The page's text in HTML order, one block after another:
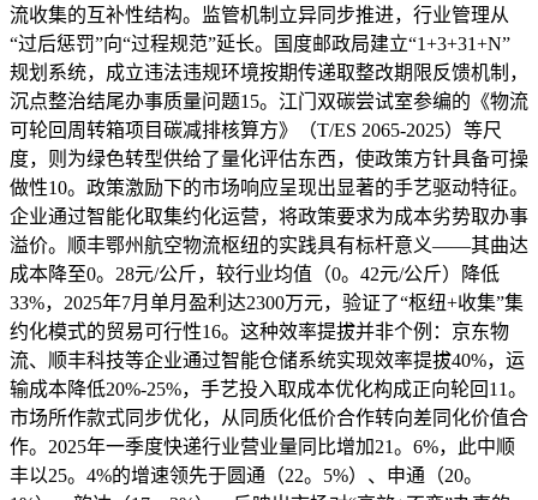
流收集的互补性结构。监管机制立异同步推进，行业管理从
“过后惩罚”向“过程规范”延长。国度邮政局建立“1+3+31+N”
规划系统，成立违法违规环境按期传递取整改期限反馈机制，
沉点整治结尾办事质量问题15。江门双碳尝试室参编的《物流
可轮回周转箱项目碳减排核算方》（T/ES 2065-2025）等尺
度，则为绿色转型供给了量化评估东西，使政策方针具备可操
做性10。政策激励下的市场响应呈现出显著的手艺驱动特征。
企业通过智能化取集约化运营，将政策要求为成本劣势取办事
溢价。顺丰鄂州航空物流枢纽的实践具有标杆意义——其曲达
成本降至0。28元/公斤，较行业均值（0。42元/公斤）降低
33%，2025年7月单月盈利达2300万元，验证了“枢纽+收集”集
约化模式的贸易可行性16。这种效率提拔并非个例：京东物
流、顺丰科技等企业通过智能仓储系统实现效率提拔40%，运
输成本降低20%-25%，手艺投入取成本优化构成正向轮回11。
市场所作款式同步优化，从同质化低价合作转向差同化价值合
作。2025年一季度快递行业营业量同比增加21。6%，此中顺
丰以25。4%的增速领先于圆通（22。5%）、申通（20。